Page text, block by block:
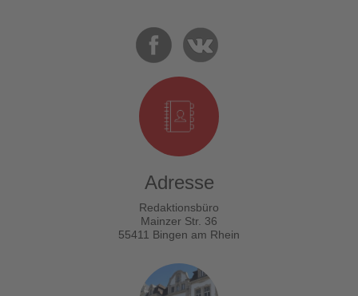
Adresse
Redaktionsbüro
Mainzer Str. 36
55411 Bingen am Rhein